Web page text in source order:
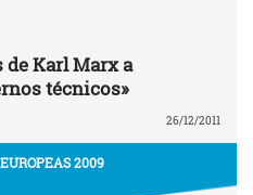
de Karl Marx a
técnicos»
26/12/2011
2009